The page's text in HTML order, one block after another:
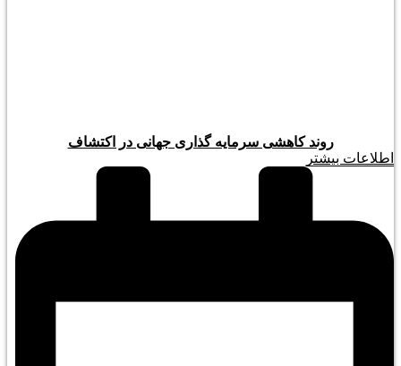
روند کاهشی سرمایه گذاری جهانی در اکتشاف
اطلاعات بیشتر